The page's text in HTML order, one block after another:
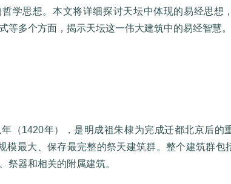
学思想。本文将详细探讨天坛中体现的易经思想
等多个方面，揭示天坛这一伟大建筑中的易经智慧。
（1420年），是明成祖朱棣为完成迁都北京后的
模最大、保存最完整的祭天建筑群。整个建筑群包
祭器和相关的附属建筑。